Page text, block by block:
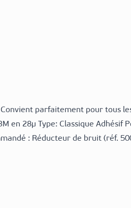
parfaitement pour tous
en 28µ Type: Classique
: Réducteur de bruit (réf.